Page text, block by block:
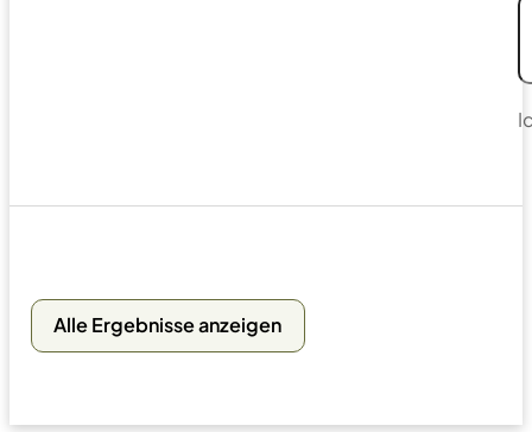
Suchen
Alle Ergebnisse anzeigen